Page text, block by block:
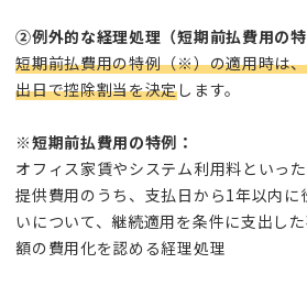
②例外的な経理処理（短期前払費用の特
短期前払費用の特例（※）の適用時は
出日で控除割当を決定します。
※短期前払費用の特例：
オフィス家賃やシステム利用料といっ
提供費用のうち、支払日から1年以内に
いについて、継続適用を条件に支出し
額の費用化を認める経理処理